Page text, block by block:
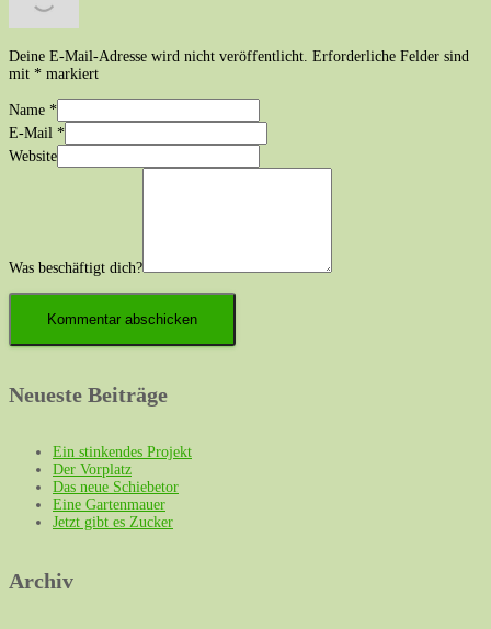
Deine E-Mail-Adresse wird nicht veröffentlicht. Erforderliche Felder sind
mit * markiert
Name *
E-Mail *
Website
Was beschäftigt dich?
Neueste Beiträge
Ein stinkendes Projekt
Der Vorplatz
Das neue Schiebetor
Eine Gartenmauer
Jetzt gibt es Zucker
Archiv